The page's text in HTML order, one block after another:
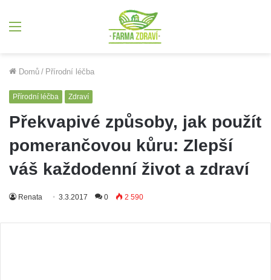
Domů / Přírodní léčba
Přírodní léčba Zdraví
Překvapivé způsoby, jak použít
pomerančovou kůru: Zlepší
váš každodenní život a zdraví
Renata 3.3.2017 0 2 590